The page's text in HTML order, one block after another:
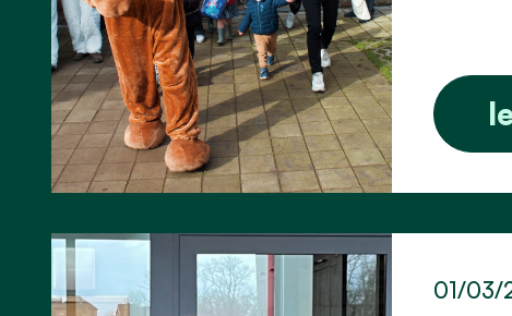
01/03/